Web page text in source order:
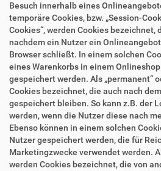
Besuch innerhalb eines
temporäre Cookies, bzw. „Session-
Cookies“, werden Cookies bezeichnet,
nachdem ein Nutzer ein
Browser schließt. In einem solchen
eines Warenkorbs in einem
gespeichert werden. Als „permanent“
Cookies bezeichnet, die auch nach
gespeichert bleiben. So kann z.B. der
werden, wenn die Nutzer diese nach
Ebenso können in einem solchen
Nutzer gespeichert werden, die für
Marketingzwecke verwendet werden.
werden Cookies bezeichnet, die von